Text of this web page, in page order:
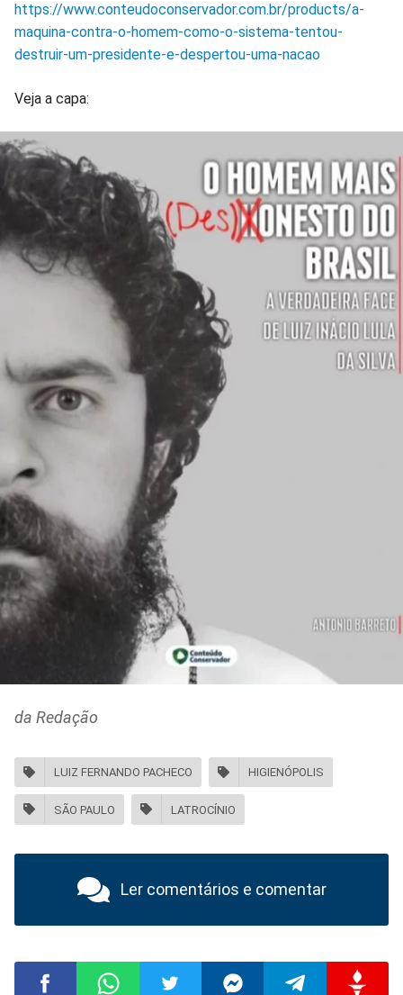
https://www.conteudoconservador.com.br/products/a-
maquina-contra-o-homem-como-o-sistema-tentou-
destruir-um-presidente-e-despertou-uma-nacao
Veja a capa:
da Redação
LUIZ FERNANDO PACHECO HIGIENÓPOLIS
SÃO PAULO LATROCÍNIO
Ler comentários e comentar